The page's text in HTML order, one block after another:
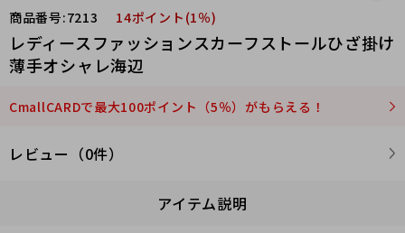
商品番号:7213 14ポイント(1％)
レディースファッションスカーフストールひざ掛け
薄手オシャレ海辺
CmallCARDで最大100ポイント（5％）がもらえる！
レビュー（0件）
アイテム説明